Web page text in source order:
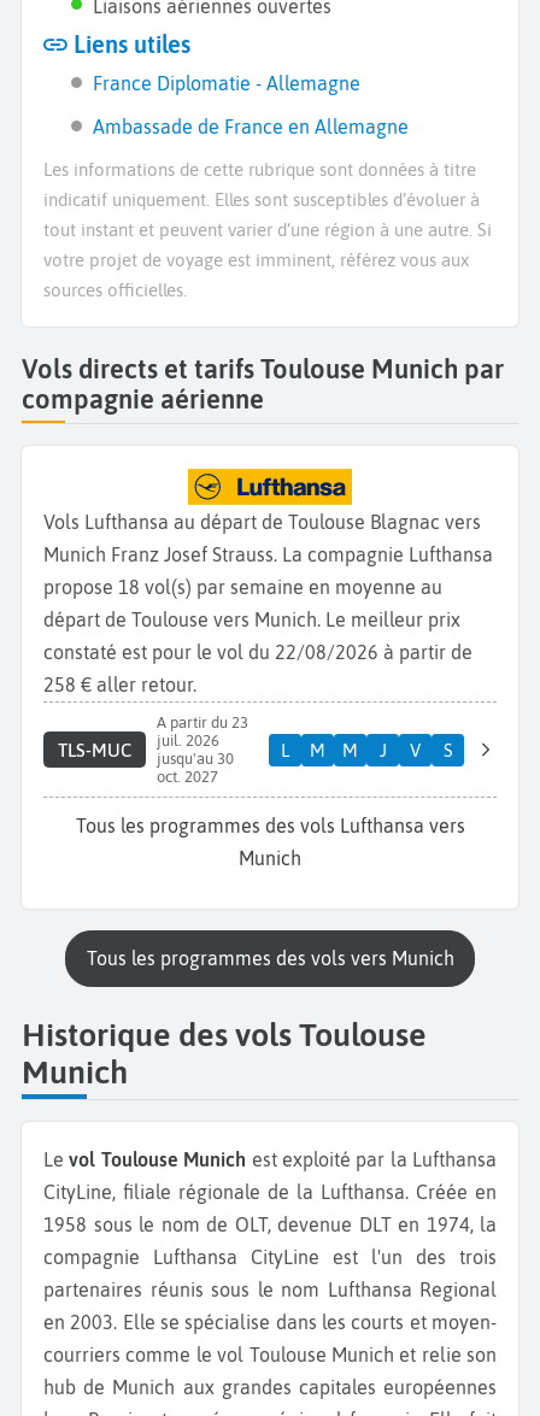
Liaisons aériennes ouvertes
Liens utiles
France Diplomatie - Allemagne
Ambassade de France en Allemagne
Les informations de cette rubrique sont données à titre
indicatif uniquement. Elles sont susceptibles d’évoluer à
tout instant et peuvent varier d’une région à une autre. Si
votre projet de voyage est imminent, référez vous aux
sources officielles.
Vols directs et tarifs Toulouse Munich par
compagnie aérienne
Vols Lufthansa au départ de Toulouse Blagnac vers
Munich Franz Josef Strauss. La compagnie Lufthansa
propose 18 vol(s) par semaine en moyenne au
départ de Toulouse vers Munich. Le meilleur prix
constaté est pour le vol du 22/08/2026 à partir de
258 € aller retour.
TLS-MUC
A partir du 23
juil. 2026
jusqu'au 30
oct. 2027
L M M J V S
Tous les programmes des vols Lufthansa vers
Munich
Tous les programmes des vols vers Munich
Historique des vols Toulouse
Munich
Levol Toulouse Munich est exploité par la Lufthansa
CityLine, filiale régionale de la Lufthansa. Créée en
1958 sous le nom de OLT, devenue DLT en 1974, la
compagnie Lufthansa CityLine est l'un des trois
partenaires réunis sous le nom Lufthansa Regional
en 2003. Elle se spécialise dans les courts et moyen-
courriers comme le vol Toulouse Munich et relie son
hub de Munich aux grandes capitales européennes